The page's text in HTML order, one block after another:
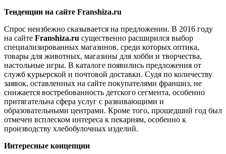
Тенденции на сайте Franshiza.ru
Спрос неизбежно сказывается на предложении. В 2016 году
на сайте Franshiza.ru существенно расширился выбор
специализированных магазинов, среди которых оптика,
товары для животных, магазины для хобби и творчества,
настольные игры. В каталоге появились предложения от
служб курьерской и почтовой доставки. Судя по количеству
заявок, оставленных на сайте покупателями франшиз, не
снижается востребованность детского сегмента, особенно
притягательна сфера услуг с развивающими и
образовательными центрами. Кроме того, прошедший год был
отмечен всплеском интереса к пекарням, особенно к
производству хлебобулочных изделий.
Интересные концепции